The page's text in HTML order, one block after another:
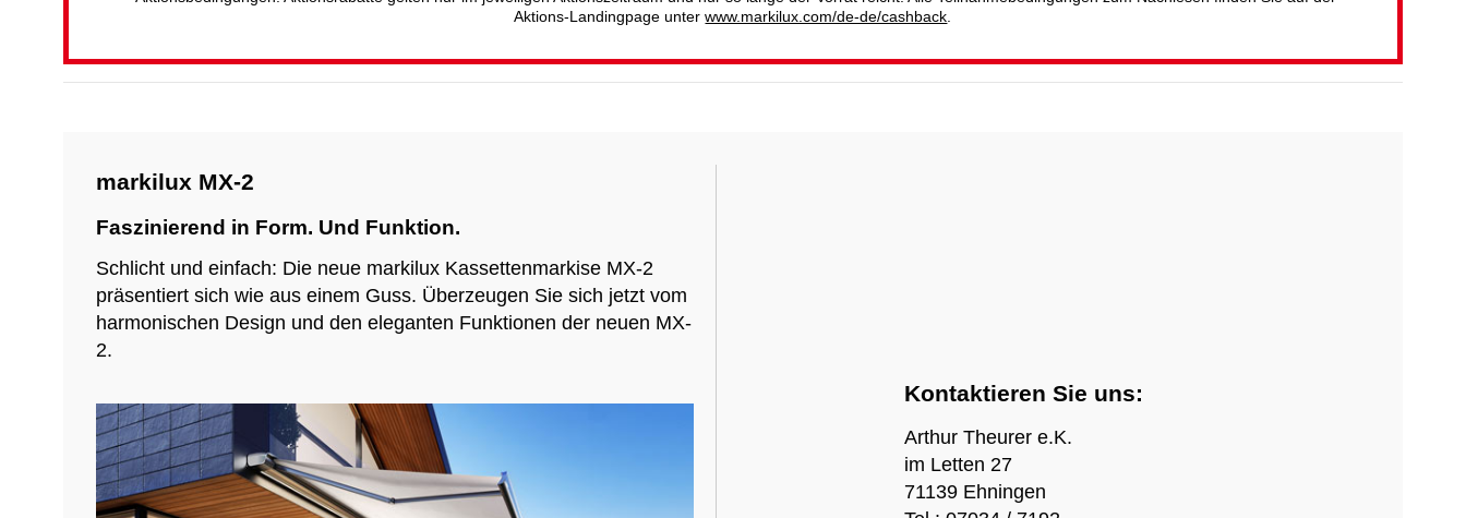
Aktions-Landingpage unterwww.markilux.com/de-de/cashback
markilux MX-2
Faszinierend in Form. Und Funktion.
Schlicht und einfach: Die neue markilux Kassettenmarkise MX-2
präsentiert sich wie aus einem Guss. Überzeugen Sie sich jetzt vom
harmonischen Design und den eleganten Funktionen der neuen MX-
2.
Kontaktieren Sie uns:
Arthur Theurer e.K.
im Letten 27
71139 Ehningen